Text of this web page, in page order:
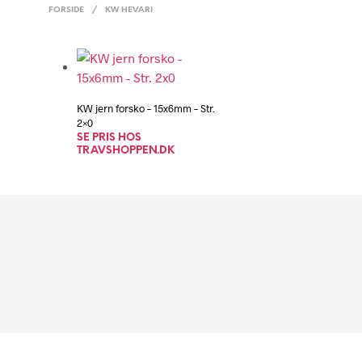
FORSIDE / KW HEVARI
KW jern forsko – 15x6mm – Str.
2×0
SE PRIS HOS
TRAVSHOPPEN.DK